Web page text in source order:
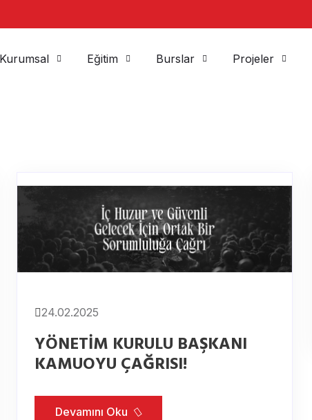
Kurumsal Eğitim Burslar Projeler
24.02.2025
YÖNETİM KURULU BAŞKANI
KAMUOYU ÇAĞRISI!
Devamını Oku